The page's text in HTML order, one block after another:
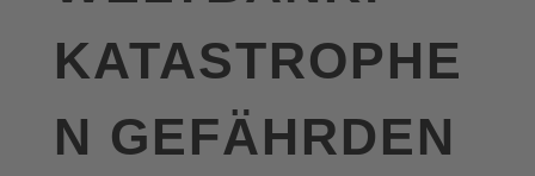
KATASTROPHE
N GEFÄHRDEN